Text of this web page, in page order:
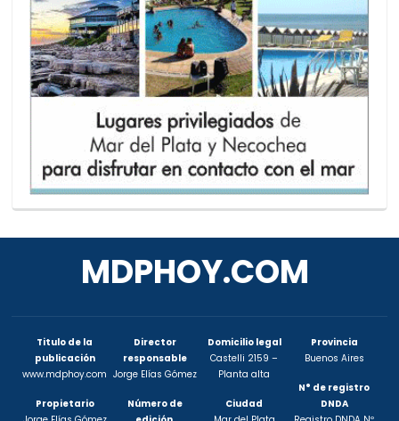
MDPHOY.COM
Titulo de la
publicación
www.mdphoy.com
Propietario
Director
responsable
Jorge Elías Gómez
Número de
Domicilio legal
Castelli 2159 –
Planta alta
Ciudad
Provincia
Buenos Aires
N° de registro
DNDA